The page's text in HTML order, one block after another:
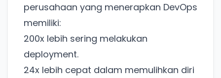
perusahaan yang menerapkan DevOps
memiliki:
200x lebih sering melakukan
deployment.
24x lebih cepat dalam memulihkan diri
Ada Website Baru!